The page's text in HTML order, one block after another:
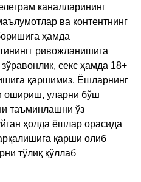
каналларининг
ва контентнинг
ҳамда
ривожланишига
секс ҳамда 18+
қаршимиз. Ёшларнинг
ошириш, уларни бўш
таъминлашни ўз
ҳолда ёшлар орасида
қарши олиб
тўлиқ қўллаб